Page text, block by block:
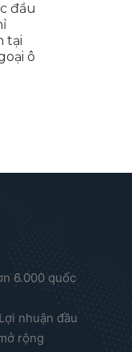
đầu
tại
ô
6.000 quốc
nhuận đầu
rộng